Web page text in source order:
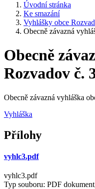
Úvodní stránka
Ke smazání
Vyhlášky obce
Obecně závazná
Obecně
Rozvadov č.
Obecně závazná vyhláška
Vyhláška
Přílohy
vyhlc3.pdf
vyhlc3.pdf
Typ souboru: PDF